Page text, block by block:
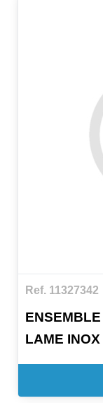
Ref. 11327342
LAME INOX